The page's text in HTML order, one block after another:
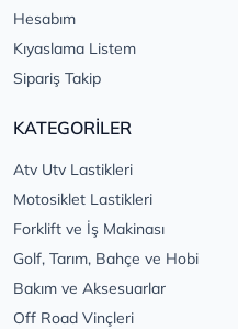
Hesabım
Kıyaslama Listem
Sipariş Takip
KATEGORİLER
Atv Utv Lastikleri
Motosiklet Lastikleri
Forklift ve İş Makinası
Golf, Tarım, Bahçe ve Hobi
Bakım ve Aksesuarlar
Off Road Vinçleri